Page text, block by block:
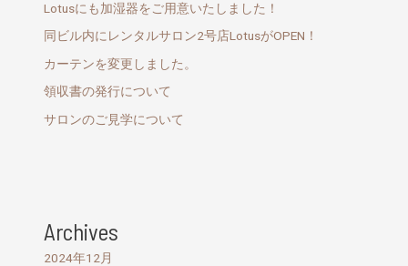
Lotusにも加湿器をご用意いたしました！
同ビル内にレンタルサロン2号店LotusがOPEN！
カーテンを変更しました。
領収書の発行について
サロンのご見学について
Archives
2024年12月